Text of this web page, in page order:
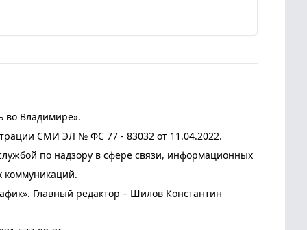
во Владимире».
СМИ ЭЛ № ФС 77 - 83032 от 11.04.2022.
по надзору в сфере связи, информационных
коммуникаций.
Главный редактор – Шилов Константин